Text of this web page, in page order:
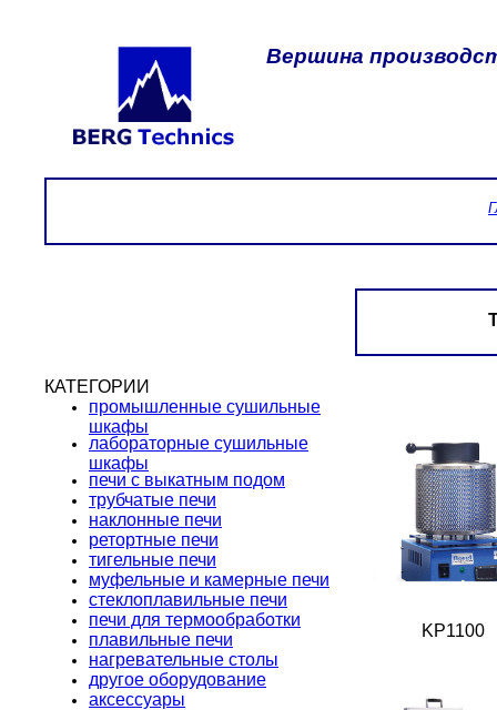
Вершина
KP1100
КАТЕГОРИИ
промышленные сушильные
шкафы
лабораторные сушильные
шкафы
печи с выкатным подом
трубчатые печи
наклонные печи
ретортные печи
тигельные печи
муфельные и камерные печи
стеклоплавильные печи
печи для термообработки
плавильные печи
нагревательные столы
другое оборудование
аксессуары